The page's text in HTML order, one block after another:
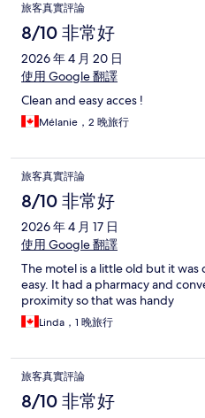
旅客真實評論
8/10 非常好
2026 年 4 月 20 日
使用 Google 翻譯
Clean and easy acces !
Mélanie，2 晚旅行
旅客真實評論
8/10 非常好
2026 年 4 月 17 日
使用 Google 翻譯
The motel is a little old but it was
easy. It had a pharmacy and
proximity so that was handy
Linda，1 晚旅行
旅客真實評論
8/10 非常好